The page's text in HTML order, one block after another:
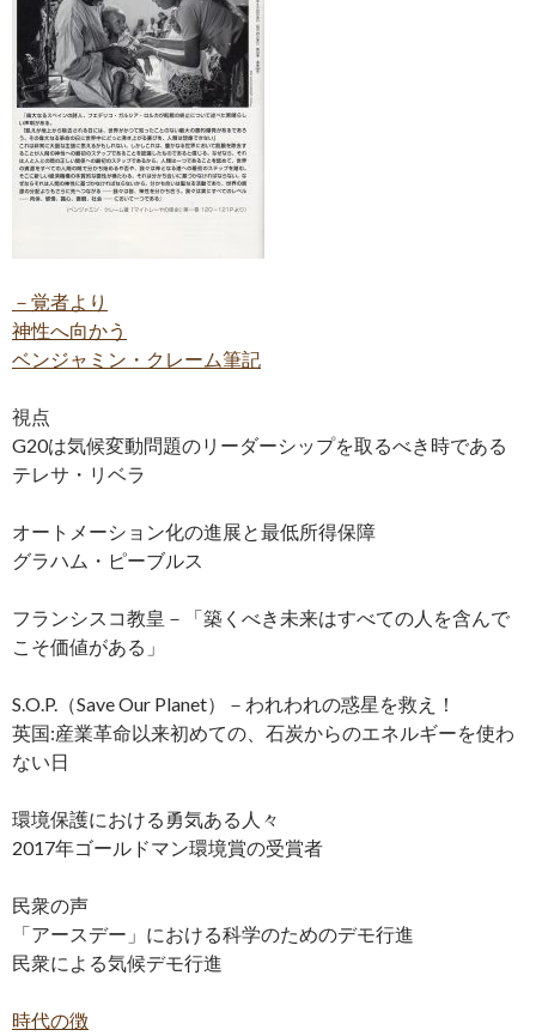
－覚者より
神性へ向かう
ベンジャミン・クレーム筆記
視点
G20は気候変動問題のリーダーシップを取るべき時である
テレサ・リベラ
オートメーション化の進展と最低所得保障
グラハム・ピーブルス
フランシスコ教皇－「築くべき未来はすべての人を含んで
こそ価値がある」
S.O.P.（Save Our Planet）－われわれの惑星を救え！
英国:産業革命以来初めての、石炭からのエネルギーを使わ
ない日
環境保護における勇気ある人々
2017年ゴールドマン環境賞の受賞者
民衆の声
「アースデー」における科学のためのデモ行進
民衆による気候デモ行進
時代の徴